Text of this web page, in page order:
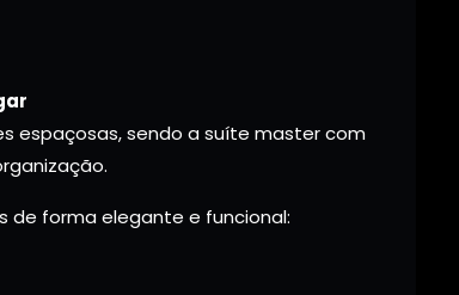
espaçosas, sendo a suíte master com
de forma elegante e funcional: